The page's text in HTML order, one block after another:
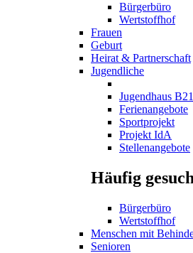
Bürgerbüro
Wertstoffhof
Frauen
Geburt
Heirat & Partnerschaft
Jugendliche
Jugendhaus B21
Ferienangebote
Sportprojekt
Projekt IdA
Stellenangebote
Häufig
Bürgerbüro
Wertstoffhof
Menschen mit
Senioren